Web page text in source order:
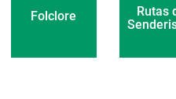
Folclore
Rutas